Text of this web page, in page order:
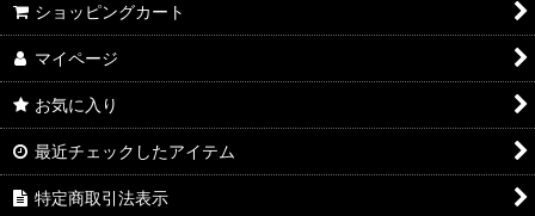
ショッピングカート
マイページ
お気に入り
最近チェックしたアイテム
特定商取引法表示